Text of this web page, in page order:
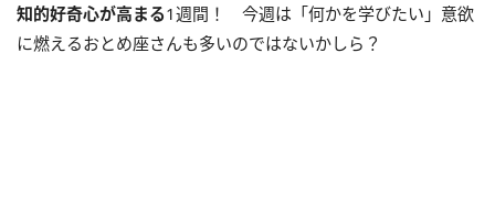
知的好奇心が高まる1週間！ 今週は「何かを学びたい」意欲
に燃えるおとめ座さんも多いのではないかしら？